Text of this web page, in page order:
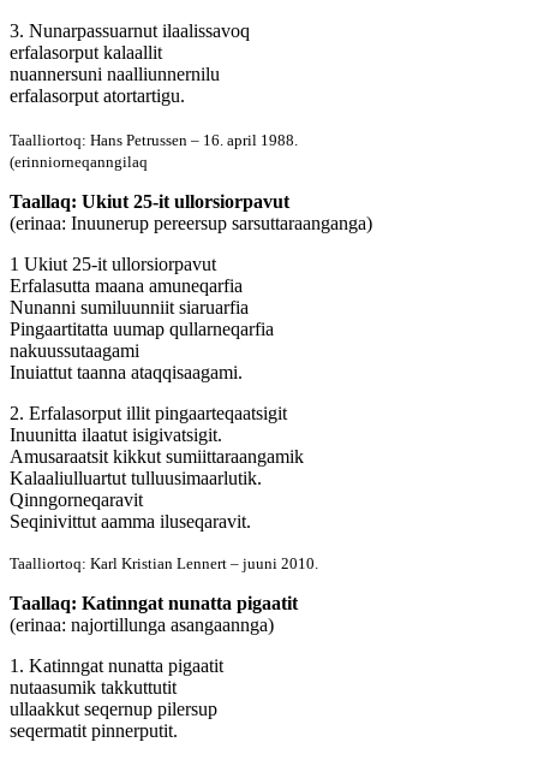
3. Nunarpassuarnut ilaalissavoq
erfalasorput kalaallit
nuannersuni naalliunnernilu
erfalasorput atortartigu.
Taalliortoq: Hans Petrussen – 16. april 1988.
(erinniorneqanngilaq
Taallaq: Ukiut 25-it ullorsiorpavut
(erinaa: Inuunerup pereersup sarsuttaraanganga)
1 Ukiut 25-it ullorsiorpavut
Erfalasutta maana amuneqarfia
Nunanni sumiluunniit siaruarfia
Pingaartitatta uumap qullarneqarfia
nakuussutaagami
Inuiattut taanna ataqqisaagami.
2. Erfalasorput illit pingaarteqaatsigit
Inuunitta ilaatut isigivatsigit.
Amusaraatsit kikkut sumiittaraangamik
Kalaaliulluartut tulluusimaarlutik.
Qinngorneqaravit
Seqinivittut aamma iluseqaravit.
Taalliortoq: Karl Kristian Lennert – juuni 2010.
Taallaq: Katinngat nunatta pigaatit
(erinaa: najortillunga asangaannga)
1. Katinngat nunatta pigaatit
nutaasumik takkuttutit
ullaakkut seqernup pilersup
seqermatit pinnerputit.